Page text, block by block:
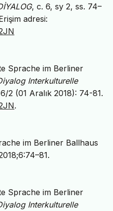
, c. 6, sy 2, ss. 74–
adresi:
Sprache im Berliner
Interkulturelle
2 (01 Aralık 2018): 74-81.
.
im Berliner Ballhaus
Sprache im Berliner
Interkulturelle